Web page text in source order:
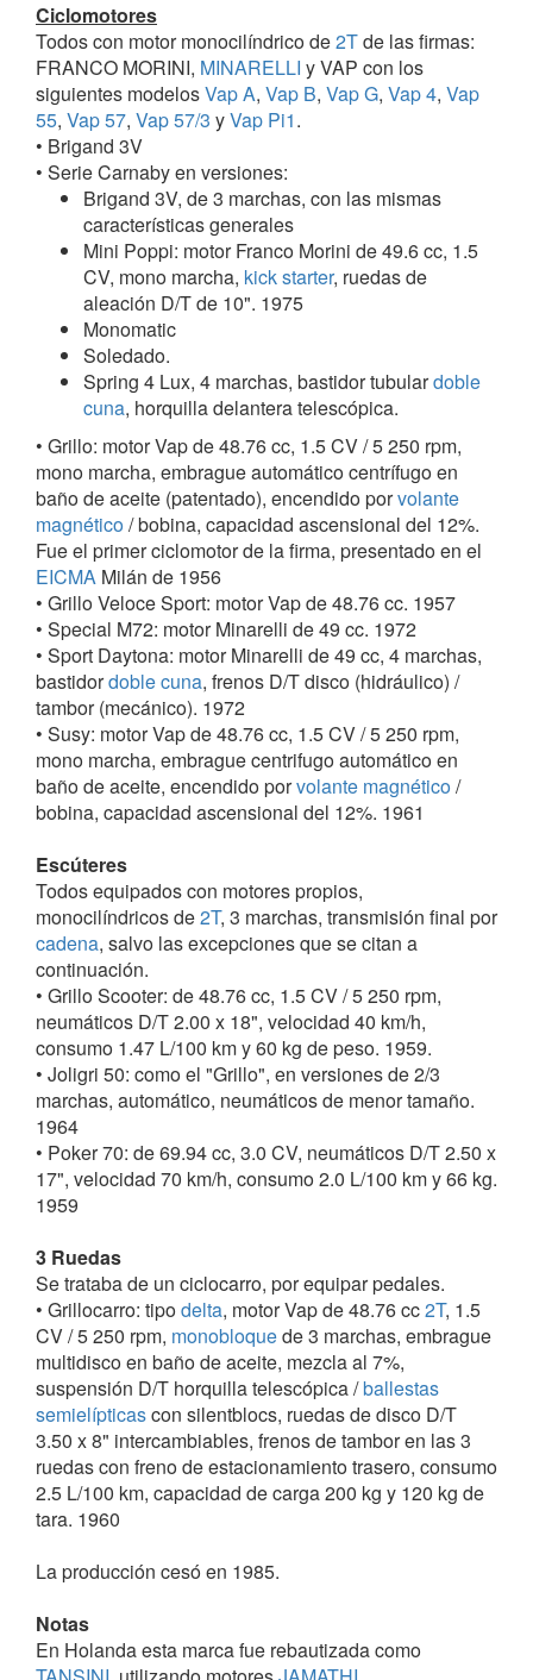
Se presento el mini escúter
2T, con el mismo tipo de transmisión y caja de
cambios, pero a diferencia del ciclomotor poseía una
particular carrocería.
1970-1985
En el curso de la década de los setenta, la
producción se centró en los ciclomotores, realizando
numerosas versiones como los turísticos (mono
marcha, por rodillo centrífugo con o sin variador de
velocidad); deportivos (con cambio de 3, 4 e incluso 6
marchas), manteniéndose la gama de ciclomotores
así hasta 1985 (de forma exclusiva) con los modelos
Spring 4 Lux, 4 marchas, bastidor tubular
horquilla delantera telescópica; elBrigand 3V, de 3
marchas, con las mismas características generales;
elCarnabycon cuatro versiones.
Ciclomotores
Todos con motor monocilíndrico de2Tde las firmas:
FRANCO MORINI, MINARELLI y VAP con los
siguientes modelosVap A, Vap B, Vap G, Vap 4, Vap
55, Vap 57, Vap 57/3 yVap Pi1.
• Brigand 3V
• Serie Carnaby en versiones:
Brigand 3V, de 3 marchas, con las mismas
características generales
Mini Poppi: motor Franco Morini de 49.6 cc, 1.5
CV, mono marcha, kick starter, ruedas de
aleación D/T de 10". 1975
Monomatic
Soledado.
Spring 4 Lux, 4 marchas, bastidor tubulardoble
cuna, horquilla delantera telescópica.
• Grillo: motor Vap de 48.76 cc, 1.5 CV / 5 250 rpm,
mono marcha, embrague automático centrífugo en
baño de aceite (patentado), encendido porvolante
magnético/ bobina, capacidad ascensional del 12%.
Fue el primer ciclomotor de la firma, presentado en el
EICMA Milán de 1956
• Grillo Veloce Sport: motor Vap de 48.76 cc. 1957
• Special M72: motor Minarelli de 49 cc. 1972
• Sport Daytona: motor Minarelli de 49 cc, 4 marchas,
bastidordoble cuna, frenos D/T disco (hidráulico) /
tambor (mecánico). 1972
• Susy: motor Vap de 48.76 cc, 1.5 CV / 5 250 rpm,
mono marcha, embrague centrifugo automático en
baño de aceite, encendido porvolante magnético/
bobina, capacidad ascensional del 12%. 1961
Escúteres
Todos equipados con motores propios,
monocilíndricos de2T, 3 marchas, transmisión final por
cadena, salvo las excepciones que se citan a
continuación.
• Grillo Scooter: de 48.76 cc, 1.5 CV / 5 250 rpm,
neumáticos D/T 2.00 x 18", velocidad 40 km/h,
consumo 1.47 L/100 km y 60 kg de peso. 1959.
• Joligri 50: como el "Grillo", en versiones de 2/3
marchas, automático, neumáticos de menor tamaño.
1964
• Poker 70: de 69.94 cc, 3.0 CV, neumáticos D/T 2.50 x
17", velocidad 70 km/h, consumo 2.0 L/100 km y 66 kg.
1959
3 Ruedas
Se trataba de un ciclocarro, por equipar pedales.
• Grillocarro: tipodelta, motor Vap de 48.76 cc2T, 1.5
CV / 5 250 rpm, monobloquede 3 marchas, embrague
multidisco en baño de aceite, mezcla al 7%,
suspensión D/T horquilla telescópica /ballestas
semielípticascon silentblocs, ruedas de disco D/T
3.50 x 8" intercambiables, frenos de tambor en las 3
ruedas con freno de estacionamiento trasero, consumo
2.5 L/100 km, capacidad de carga 200 kg y 120 kg de
tara. 1960
La producción cesó en 1985.
Notas
En Holanda esta marca fue rebautizada como